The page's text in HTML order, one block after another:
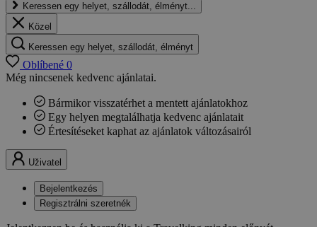
Keressen egy helyet, szállodát, élményt...
Közel
Keressen egy helyet, szállodát, élményt
Oblíbené 0
Még nincsenek kedvenc ajánlatai.
Bármikor visszatérhet a mentett ajánlatokhoz
Egy helyen megtalálhatja kedvenc ajánlatait
Értesítéseket kaphat az ajánlatok változásairól
Uživatel
Bejelentkezés
Regisztrálni szeretnék